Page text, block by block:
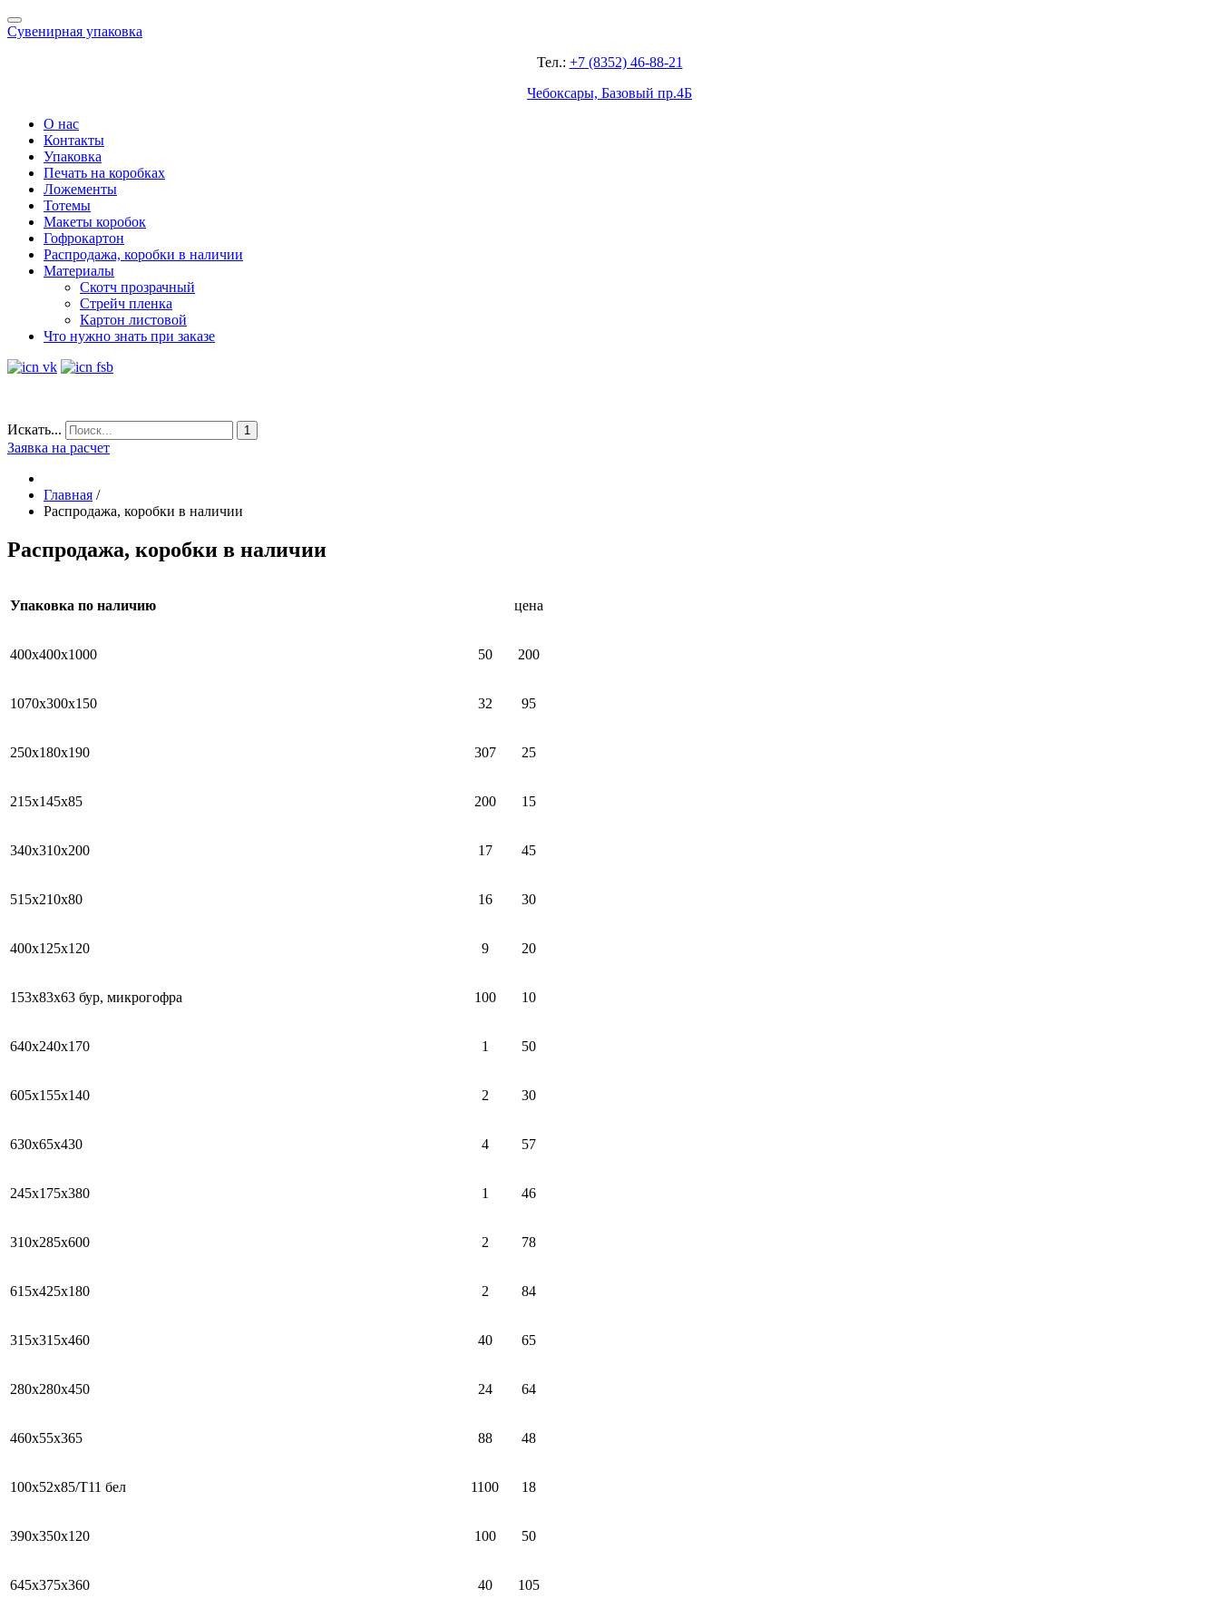
Сувенирная упаковка
Тел.: +7 (8352) 46-88-21
Чебоксары, Базовый пр.4Б
О нас
Контакты
Упаковка
Печать на коробках
Ложементы
Тотемы
Макеты коробок
Гофрокартон
Распродажа, коробки в наличии
Материалы
Скотч прозрачный
Стрейч пленка
Картон листовой
Что нужно знать при заказе
Искать... 1
Заявка на расчет
Главная /
Распродажа, коробки в наличии
Распродажа, коробки в наличии
Упаковка по наличию цена
400х400х1000 50 200
1070х300х150 32 95
250х180х190 307 25
215х145х85 200 15
340х310х200 17 45
515х210х80 16 30
400х125х120 9 20
153х83х63 бур, микрогофра 100 10
640х240х170 1 50
605х155х140 2 30
630х65х430 4 57
245х175х380 1 46
310х285х600 2 78
615х425х180 2 84
315х315х460 40 65
280х280х450 24 64
460х55х365 88 48
100х52х85/Т11 бел 1100 18
390х350х120 100 50
645х375х360 40 105